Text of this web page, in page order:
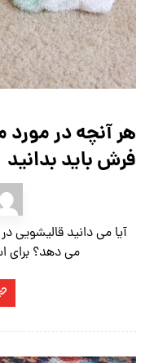
هر آنچه در مورد
فرش باید بدانید
آیا می دانید قالیشویی
می دهد؟ برای